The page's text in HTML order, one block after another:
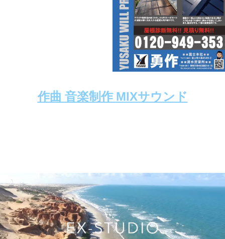
作曲 音楽制作 MIXサウンド